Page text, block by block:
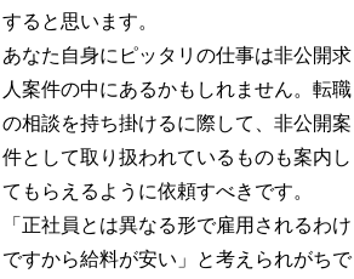
すると思います。
あなた自身にピッタリの仕事は非公開求
人案件の中にあるかもしれません。転職
の相談を持ち掛けるに際して、非公開案
件として取り扱われているものも案内し
てもらえるように依頼すべきです。
「正社員とは異なる形で雇用されるわけ
ですから給料が安い」と考えられがちで